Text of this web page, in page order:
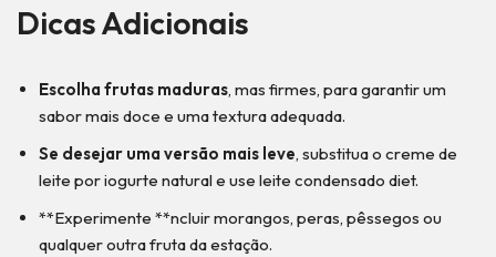
Dicas Adicionais
Escolha frutas maduras, mas firmes, para garantir um
sabor mais doce e uma textura adequada.
Se desejar uma versão mais leve, substitua o creme de
leite por iogurte natural e use leite condensado diet.
**Experimente **ncluir morangos, peras, pêssegos ou
qualquer outra fruta da estação.